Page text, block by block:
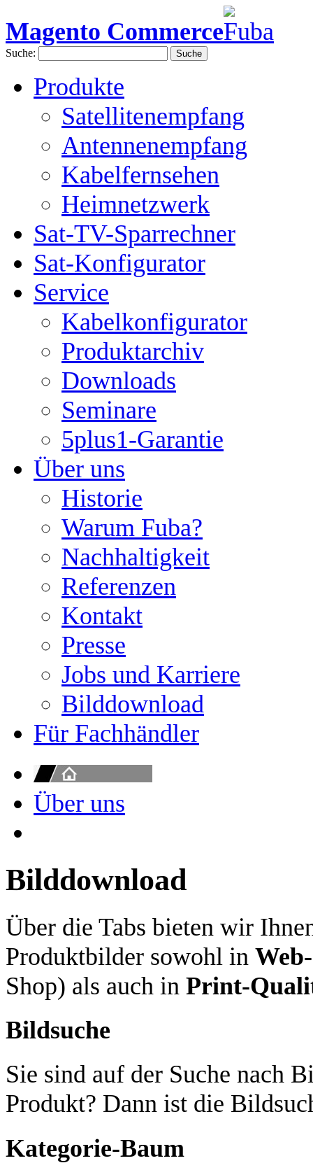
Magento Commerce
Suche: Suche
Produkte
Satellitenempfang
Antennenempfang
Kabelfernsehen
Heimnetzwerk
Sat-TV-Sparrechner
Sat-Konfigurator
Service
Kabelkonfigurator
Produktarchiv
Downloads
Seminare
5plus1-Garantie
Über uns
Historie
Warum Fuba?
Nachhaltigkeit
Referenzen
Kontakt
Presse
Jobs und Karriere
Bilddownload
Für Fachhändler
Über uns
Bilddownload
Über die Tabs bieten wir
Produktbilder sowohl in
Shop) als auch in Print-
Bildsuche
Sie sind auf der Suche nach
Produkt? Dann ist die
Kategorie-Baum